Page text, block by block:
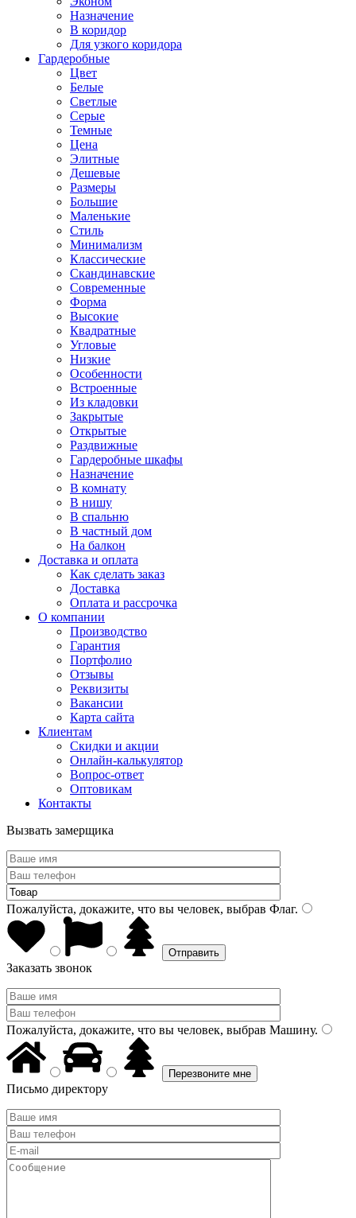
Назначение
В коридор
Для узкого коридора
Гардеробные
Цвет
Белые
Светлые
Серые
Темные
Цена
Элитные
Дешевые
Размеры
Большие
Маленькие
Стиль
Минимализм
Классические
Скандинавские
Современные
Форма
Высокие
Квадратные
Угловые
Низкие
Особенности
Встроенные
Из кладовки
Закрытые
Открытые
Раздвижные
Гардеробные шкафы
Назначение
В комнату
В нишу
В спальню
В частный дом
На балкон
Доставка и оплата
Как сделать заказ
Доставка
Оплата и рассрочка
О компании
Производство
Гарантия
Портфолио
Отзывы
Реквизиты
Вакансии
Карта сайта
Клиентам
Скидки и акции
Онлайн-калькулятор
Вопрос-ответ
Оптовикам
Контакты
Вызвать замерщика
Пожалуйста, докажите, что вы человек, выбрав Флаг.
Заказать звонок
Пожалуйста, докажите, что вы человек, выбрав Машину.
Письмо директору